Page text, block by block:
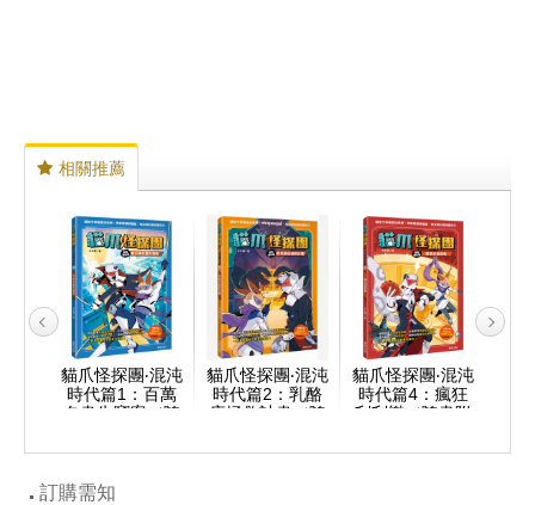
相關推薦
的
貓爪怪探團‧混沌
時代篇1：百萬
名畫失竊案（隨
型收藏閃卡2
貓爪怪探團‧混沌
時代篇2：乳酪
店拯救計畫（隨
型收藏閃卡2
貓爪怪探團‧混沌
時代篇4：瘋狂
刮刮樂（隨書附
藏閃卡2款」）
藏
訂購需知